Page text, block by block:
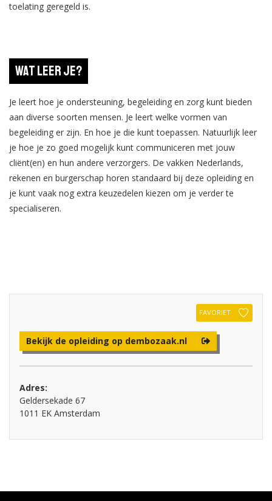
toelating geregeld is.
Wat leer je?
Je leert hoe je ondersteuning, begeleiding en zorg kunt bieden
aan diverse soorten mensen. Je leert welke vormen van
begeleiding er zijn. En hoe je die kunt toepassen. Natuurlijk leer
je hoe je zo goed mogelijk kunt communiceren met jouw
cliënt(en) en hun andere verzorgers. De vakken Nederlands,
rekenen en burgerschap horen standaard bij deze opleiding en
je kunt vaak nog extra keuzedelen kiezen om je verder te
specialiseren.
FAVORIET
Bekijk de opleiding op dembozaak.nl
Adres:
Geldersekade 67
1011 EK Amsterdam